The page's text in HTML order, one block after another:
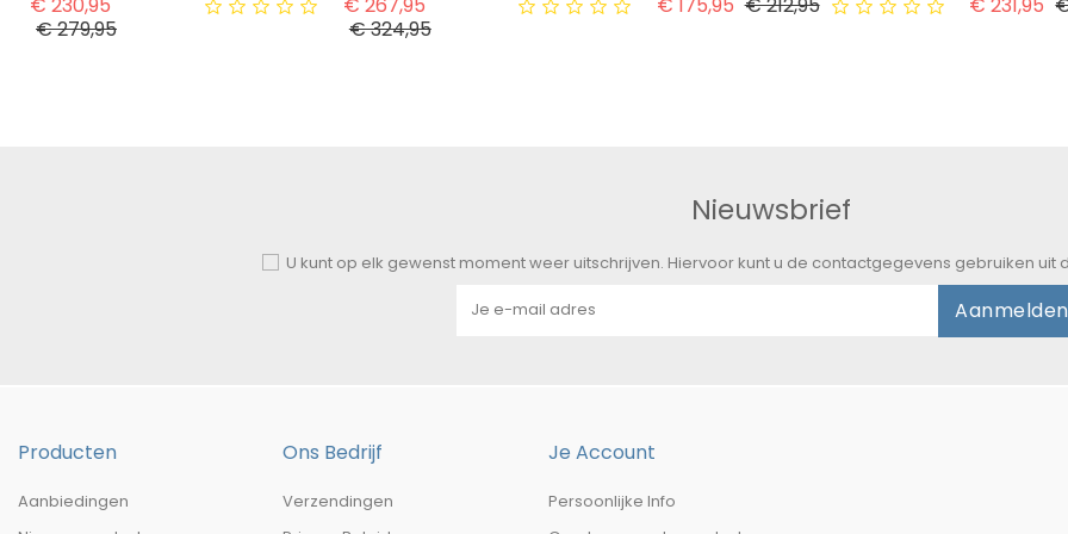
€ 279,95Prijs
€ 324,95Prijs
Nieuwsbrief
U kunt op elk gewenst moment weer uitschrijven. Hiervoor kunt u de contactgegevens gebruiken
Aanmelden
Producten
Aanbiedingen
Ons Bedrijf
Verzendingen
Je Account
Persoonlijke Info